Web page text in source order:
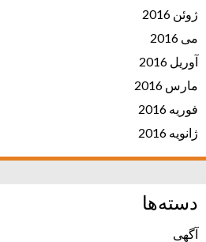
ژوئن 2016
می 2016
آوریل 2016
مارس 2016
فوریه 2016
ژانویه 2016
دسته‌ها
آگهی